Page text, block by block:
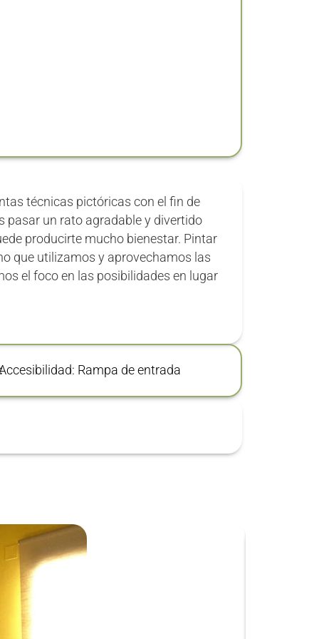
técnicas pictóricas con el fin de
pasar un rato agradable y divertido
producirte mucho bienestar. Pintar
que utilizamos y aprovechamos las
el foco en las posibilidades en lugar
Rampa de entrada